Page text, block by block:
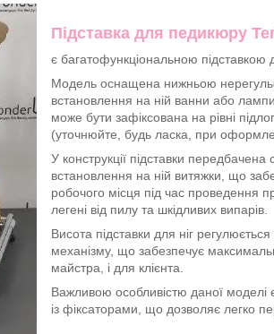
Підставка для педикюру
є багатофункціональною підставкою
Модель оснащена нижньою
встановлення на ній ванни або
може бути зафіксована на рівні
(уточнюйте, будь ласка, при
У конструкції підставки
встановлення на ній витяжки, що
робочого місця під час проведення
легені від пилу та шкідливих випарів.
Висота підставки для ніг
механізму, що забезпечує
майстра, і для клієнта.
Важливою особливістю даної моделі
із фіксаторами, що дозволяє легко